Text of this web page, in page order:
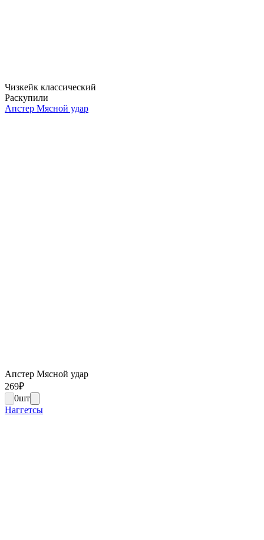
Чизкейк классический
Раскупили
Апстер Мясной удар
Апстер Мясной удар
269₽
0шт
Наггетсы